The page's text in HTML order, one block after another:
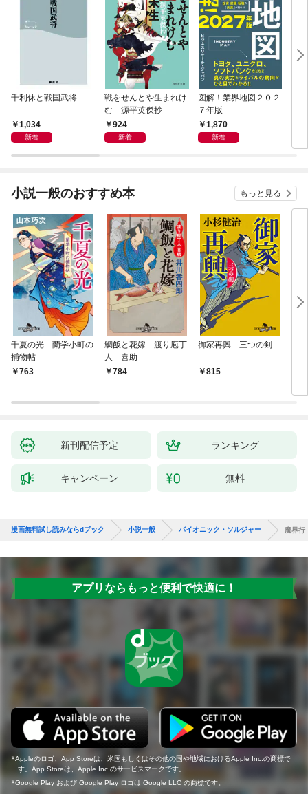
千利休と戦国武将
1,034
新着
戦をせんとや生まれけ
む 源平英傑抄
924
新着
図解！業界地図２０２
７年版
1,870
新着
戦
小説一般のおすすめ本 もっと見る
千夏の光 蘭学小町の
捕物帖
763
鯛飯と花嫁 渡り庖丁
人 喜助
784
御家再興 三つの剣
815
新刊配信予定 ランキング
キャンペーン 無料
漫画無料試し読みならdブック 小説一般 バイオニック・ソルジャー 魔界行
アプリならもっと便利で快適に！
Appleのロゴ、App Storeは、米国もしくはその他の国や地域におけるApple Inc.の商標で
す。App Storeは、Apple Inc.のサービスマークです。
Google Play および Google Play ロゴは Google LLC の商標です。